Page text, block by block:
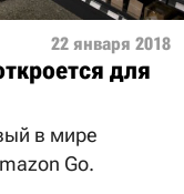
22 января 2018
для
в мире
Go.